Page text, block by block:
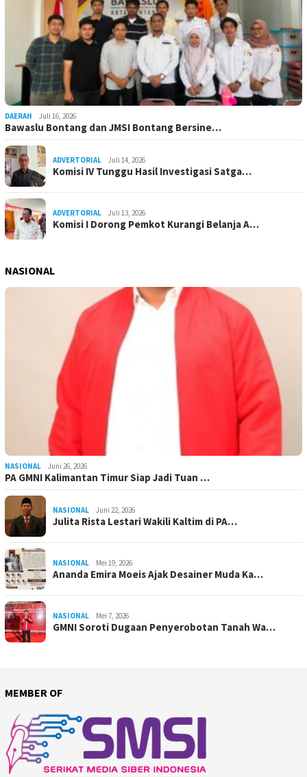
DAERAH Juli 16, 2026
Bawaslu Bontang dan JMSI Bontang Bersine…
ADVERTORIAL Juli 14, 2026
Komisi IV Tunggu Hasil Investigasi Satga…
ADVERTORIAL Juli 13, 2026
Komisi I Dorong Pemkot Kurangi Belanja A…
NASIONAL
NASIONAL Juni 26, 2026
PA GMNI Kalimantan Timur Siap Jadi Tuan …
NASIONAL Juni 22, 2026
Julita Rista Lestari Wakili Kaltim di PA…
NASIONAL Mei 19, 2026
Ananda Emira Moeis Ajak Desainer Muda Ka…
NASIONAL Mei 7, 2026
GMNI Soroti Dugaan Penyerobotan Tanah Wa…
MEMBER OF